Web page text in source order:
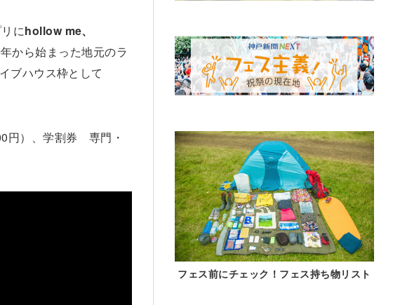
にhollow me、
から始まった地元のラ
ブハウス枠として
円）、学割券 専門・
フェス前にチェック！フェス持ち物リスト